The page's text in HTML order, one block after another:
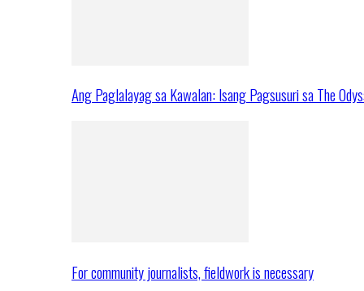
Ang Paglalayag sa Kawalan: Isang Pagsusuri sa The
For community journalists, fieldwork is necessary